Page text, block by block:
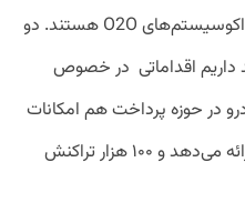
پرداخت و یکپارچگی سه پایه اصلی اکوسیستم‌های O2O هستند. دو
داریم اقداماتی در خصوص
در حوزه پرداخت هم امکانات
متنوعی به ۴۰ هزار فروشنده خود ارائه می‌دهد و ۱۰۰ هزار تراکنش